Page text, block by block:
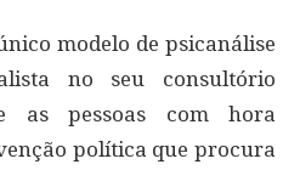
modelo de psicanálise
no seu consultório
as pessoas com hora
política que procura